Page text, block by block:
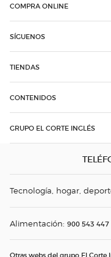
COMPRA ONLINE
SÍGUENOS
TIENDAS
CONTENIDOS
GRUPO EL CORTE INGLÉS
Tecnología, hogar,
Alimentación: 900 543 447
Otras webs del grupo El Corte